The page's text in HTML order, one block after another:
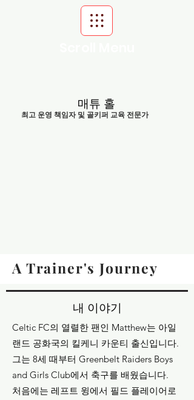
매튜 홀
최고 운영 책임자 및 골키퍼 교육 전문가
A Trainer's Journey
내 이야기
Celtic FC의 열렬한 팬인 Matthew는 아일
랜드 공화국의 킬케니 카운티 출신입니다.
그는 8세 때부터 Greenbelt Raiders Boys
and Girls Club에서 축구를 배웠습니다.
처음에는 레프트 윙에서 필드 플레이어로